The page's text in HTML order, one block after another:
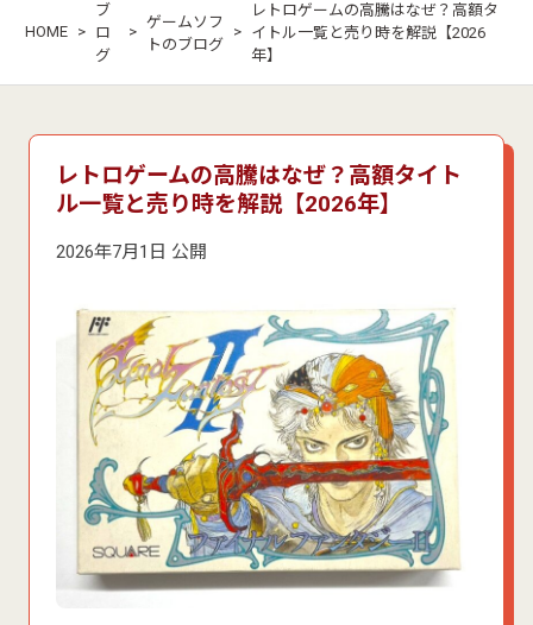
HOME >
ブ
ロ
グ
>
ゲームソフ
トのブログ
>
レトロゲームの高騰はなぜ？高額タ
イトル一覧と売り時を解説【2026
年】
レトロゲームの高騰はなぜ？高額タイト
ル一覧と売り時を解説【2026年】
2026年7月1日 公開